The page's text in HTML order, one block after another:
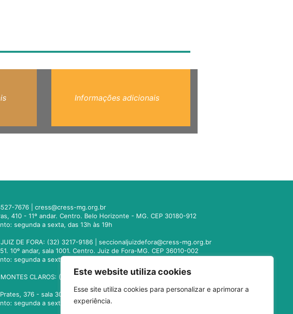
Este website utiliza cookies
Esse site utiliza cookies para personalizar e aprimorar a
experiência.
Informações adicionais
7676 |cress@cress-mg.org.br
410 - 11º andar. Centro. Belo Horizonte - MG. CEP 30180-912
segunda a sexta, das 13h às 19h
JUIZ DE FORA: (32) 3217-9186 |seccionaljuizdefora@cress-mg.org.br
10º andar, sala 1001. Centro. Juiz de Fora-MG. CEP 36010-002
segunda a sexta, das 13h às 19h
MONTES CLAROS: (38) 3221-9358 |seccionalmontesclaros@cress-
376 - sala 301. Centro. Montes Claros - MG. CEP 39400-104
segunda a sexta, das 13h às 19h